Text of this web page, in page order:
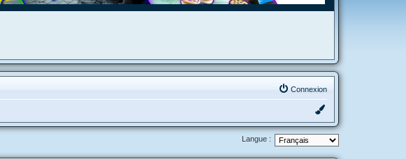
Connexion
Langue :